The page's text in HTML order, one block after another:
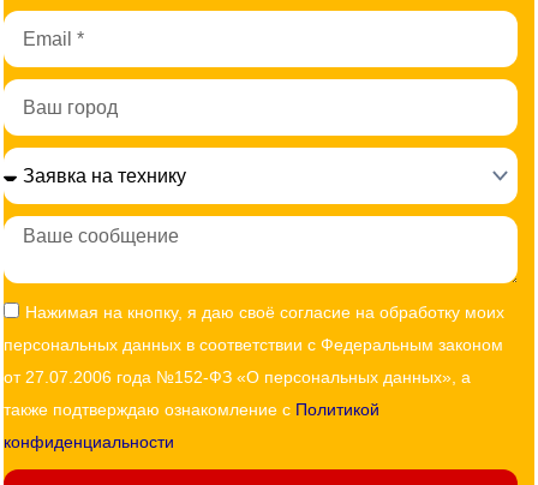
Email
Город
Сообщение
Согласие
Нажимая на кнопку, я даю своё согласие на обработку моих
персональных данных в соответствии с Федеральным законом
от 27.07.2006 года №152-ФЗ «О персональных данных», а
также подтверждаю ознакомление с Политикой
конфиденциальности